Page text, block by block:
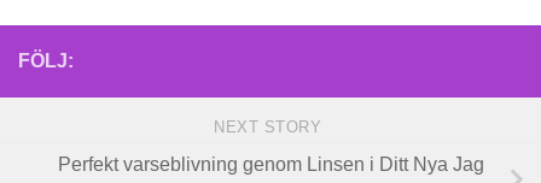
FÖLJ:
NEXT STORY
Perfekt varseblivning genom Linsen i Ditt Nya Jag